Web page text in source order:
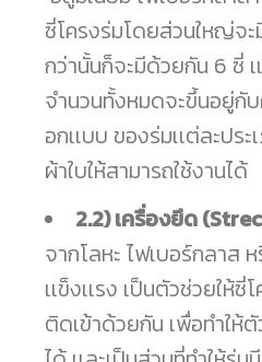
ซี่โครงร่มโดยส่วนใหญ่จ
กว่านั้นก็จะมีด้วยกัน 6 ซี่
จำนวนทั้งหมดจะขึ้นอยู่กับ
อกเเบบ ของร่มเเต่ละปร
ผ้าใบให้สามารถใช้งานได้
2.2) เครื่องยึด
จากโลหะ ไฟเบอร์กลาส
เเข็งเเรง เป็นตัวช่วยให้
ติดเข้าด้วยกัน เพื่อทำให้